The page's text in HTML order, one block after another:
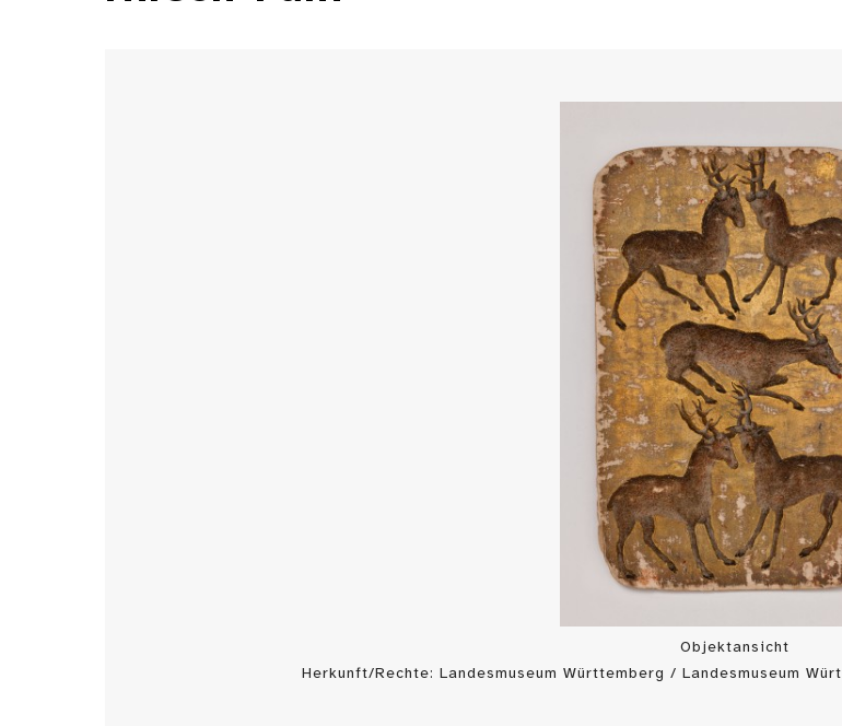
Objektansicht
Herkunft/Rechte: Landesmuseum Württemberg / Landesmuseum